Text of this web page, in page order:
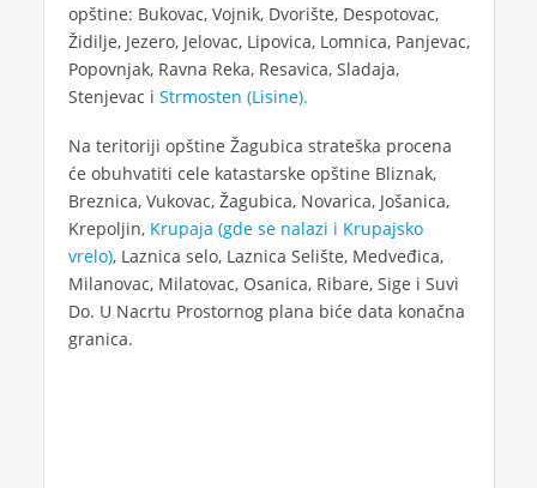
opštine: Bukovac, Vojnik, Dvorište, Despotovac,
Židilje, Jezero, Jelovac, Lipovica, Lomnica, Panjevac,
Popovnjak, Ravna Reka, Resavica, Sladaja,
Stenjevac i Strmosten (Lisine).
Na teritoriji opštine Žagubica strateška procena
će obuhvatiti cele katastarske opštine Bliznak,
Breznica, Vukovac, Žagubica, Novarica, Jošanica,
Krepoljin, Krupaja (gde se nalazi i Krupajsko
vrelo), Laznica selo, Laznica Selište, Medveđica,
Milanovac, Milatovac, Osanica, Ribare, Sige i Suvi
Do. U Nacrtu Prostornog plana biće data konačna
granica.